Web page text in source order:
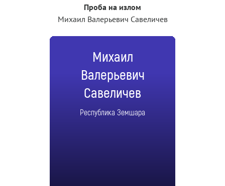
Проба на излом
Михаил Валерьевич Савеличев
Михаил
Валерьевич
Савеличев
Республика Земшара